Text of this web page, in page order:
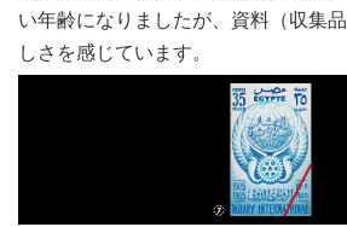
い年齢になりましたが、資料（収集
しさを感じています。